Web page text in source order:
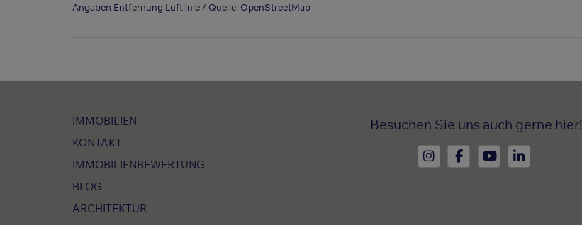
Angaben Entfernung Luftlinie / Quelle: OpenStreetMap
IMMOBILIEN
KONTAKT
IMMOBILIENBEWERTUNG
BLOG
ARCHITEKTUR
Besuchen Sie uns auch gerne hier!